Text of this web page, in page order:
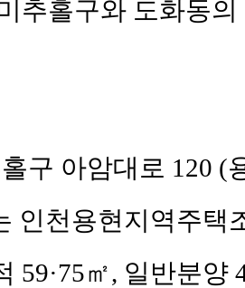
미추홀구와 도화동
구 아암대로 120
인천용현지역주택
59·75㎡, 일반분